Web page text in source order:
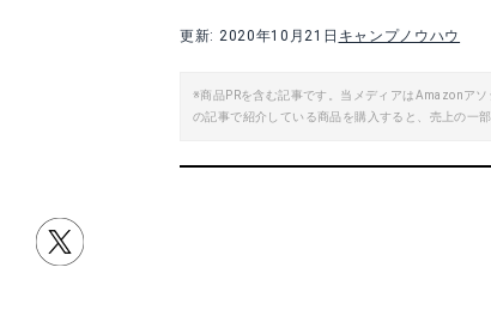
更新: 2020年10月21日 キャンプノウハウ
※商品PRを含む記事です。当メディアはAmazonア
の記事で紹介している商品を購入すると、売上の一